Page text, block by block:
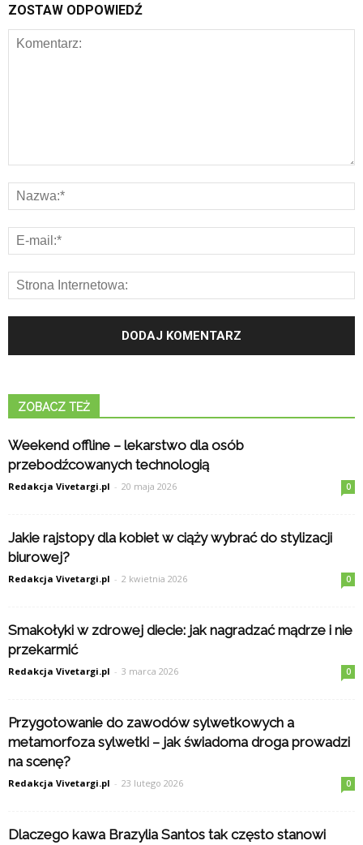
ZOSTAW ODPOWIEDŹ
ZOBACZ TEŻ
Weekend offline – lekarstwo dla osób
przebodźcowanych technologią
Redakcja Vivetargi.pl - 20 maja 2026 0
Jakie rajstopy dla kobiet w ciąży wybrać do stylizacji
biurowej?
Redakcja Vivetargi.pl - 2 kwietnia 2026 0
Smakołyki w zdrowej diecie: jak nagradzać mądrze i nie
przekarmić
Redakcja Vivetargi.pl - 3 marca 2026 0
Przygotowanie do zawodów sylwetkowych a
metamorfoza sylwetki – jak świadoma droga prowadzi
na scenę?
Redakcja Vivetargi.pl - 23 lutego 2026 0
Dlaczego kawa Brazylia Santos tak często stanowi